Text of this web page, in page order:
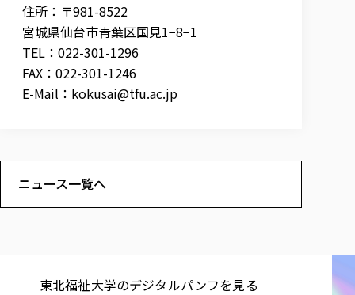
住所：〒981-8522
宮城県仙台市青葉区国見1−8−1
TEL：022-301-1296
FAX：022-301-1246
E-Mail： kokusai@tfu.ac.jp
ニュース一覧へ
東北福祉大学の​デジタルパンフを​見る​